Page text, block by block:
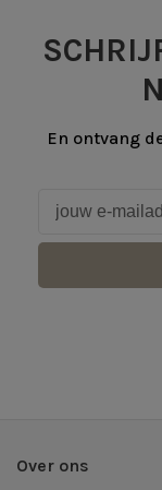
En ontvang
Over ons